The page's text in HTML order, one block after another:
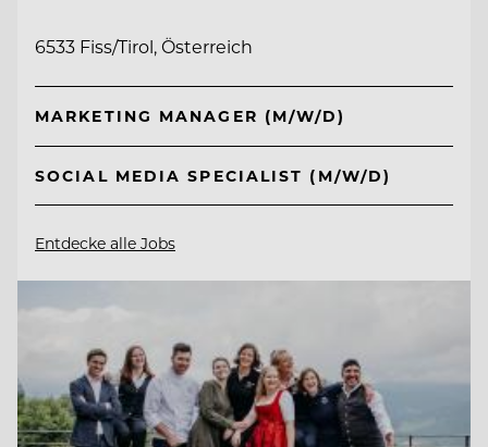
6533 Fiss/Tirol, Österreich
MARKETING MANAGER (M/W/D)
SOCIAL MEDIA SPECIALIST (M/W/D)
Entdecke alle Jobs